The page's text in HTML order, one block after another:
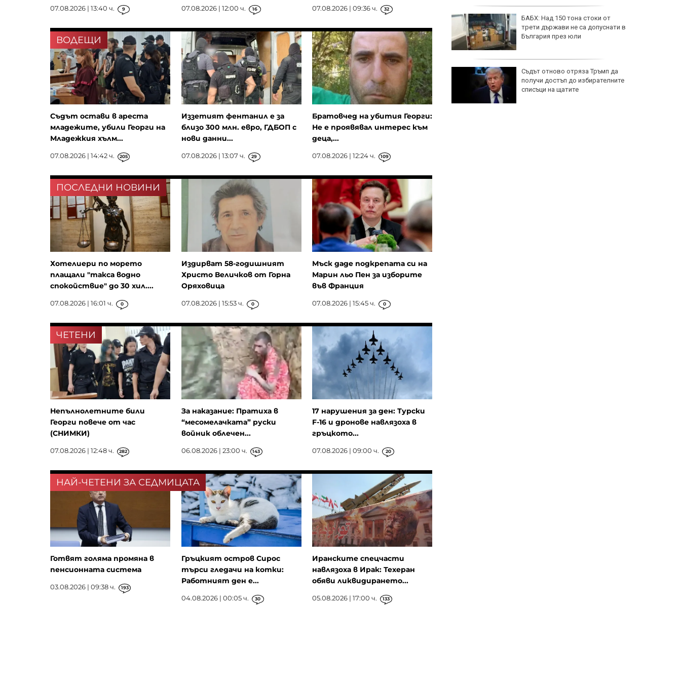
за разширяване на
производството на чипове в
Южна Корея
Най-застрашени от горещините
са работещите в
строителството и селското
стопанство
БАБХ: Над 150 тона стоки от
трети държави не са допуснати в
България през юли
Съдът отново отряза Тръмп да
получи достъп до избирателните
списъци на щатите
07.08.2026 | 13:40 ч. 9 07.08.2026 | 12:00 ч. 16 07.08.2026 | 09:36 ч. 32
ВОДЕЩИ
Съдът остави в ареста
младежите, убили Георги на
Младежкия хълм...
07.08.2026 | 14:42 ч. 205
Иззетият фентанил е за
близо 300 млн. евро, ГДБОП с
нови данни...
07.08.2026 | 13:07 ч. 29
Братовчед на убития Георги:
Не е проявявал интерес към
деца,...
07.08.2026 | 12:24 ч. 109
ПОСЛЕДНИ НОВИНИ
Хотелиери по морето
плащали "такса водно
спокойствие" до 30 хил....
07.08.2026 | 16:01 ч. 0
Издирват 58-годишният
Христо Величков от Горна
Оряховица
07.08.2026 | 15:53 ч. 0
Мъск даде подкрепата си на
Марин льо Пен за изборите
във Франция
07.08.2026 | 15:45 ч. 0
ЧЕТЕНИ
Непълнолетните били
Георги повече от час
(СНИМКИ)
07.08.2026 | 12:48 ч. 282
За наказание: Пратиха в
“месомелачката” руски
войник облечен...
06.08.2026 | 23:00 ч. 143
17 нарушения за ден: Турски
F-16 и дронове навлязоха в
гръцкото...
07.08.2026 | 09:00 ч. 20
НАЙ-ЧЕТЕНИ ЗА СЕДМИЦАТА
Готвят голяма промяна в
пенсионната система
03.08.2026 | 09:38 ч. 193
Гръцкият остров Сирос
търси гледачи на котки:
Работният ден е...
04.08.2026 | 00:05 ч. 30
Иранските спецчасти
навлязоха в Ирак: Техеран
обяви ликвидирането...
05.08.2026 | 17:00 ч. 133